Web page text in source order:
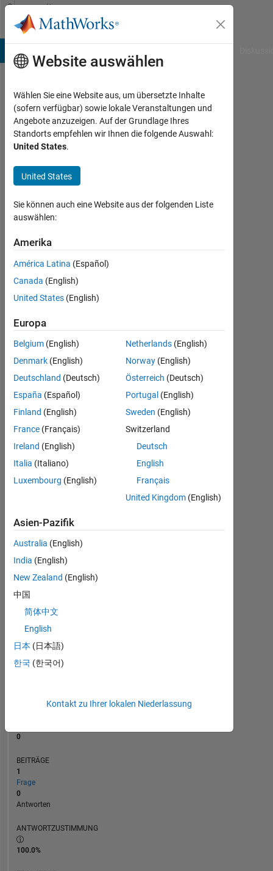
Weiter zum Inhalt
Community
Profile
Clare
Ostle
Last
etwa 2
Monate
vor
seit
2023
Followers:
0
Follow
Dashboard
Statistik
MATLAB Answers
BEITRÄGE
05/23
10/23
03/24
08/24
01/25
06/25
04/26
RANG
0
BEITRÄGE
1
Frage
0
Antworten
ANTWORTZUSTIMMUNG
100.0%
Website auswählen
Wählen Sie eine Website aus, um übersetzte Inhalte
(sofern verfügbar) sowie lokale Veranstaltungen und
Angebote anzuzeigen. Auf der Grundlage Ihres
Standorts empfehlen wir Ihnen die folgende Auswahl:
United States.
United States
Sie können auch eine Website aus der folgenden Liste
auswählen:
Amerika
América Latina (Español)
Canada (English)
United States (English)
Europa
Belgium (English)
Denmark (English)
Deutschland (Deutsch)
España (Español)
Finland (English)
France (Français)
Ireland (English)
Italia (Italiano)
Luxembourg (English)
Netherlands (English)
Norway (English)
Österreich (Deutsch)
Portugal (English)
Sweden (English)
Switzerland
Deutsch
English
Français
United Kingdom (English)
Asien-Pazifik
Australia (English)
India (English)
New Zealand (English)
中国
简体中文
English
日本 (日本語)
한국 (한국어)
Kontakt zu Ihrer lokalen Niederlassung